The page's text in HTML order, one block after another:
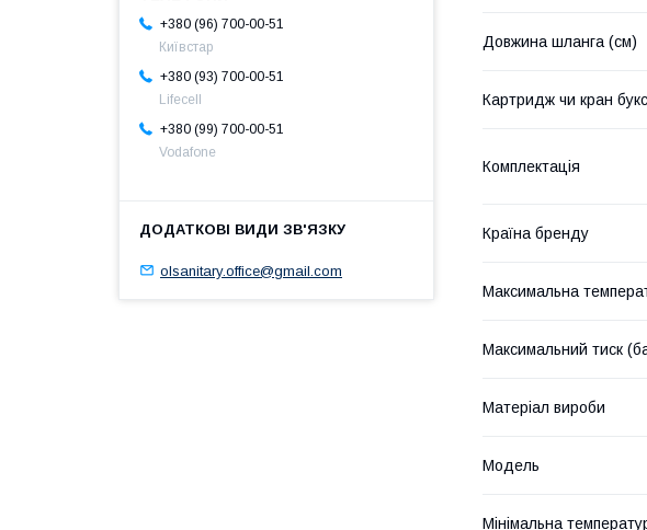
Довжина шланга (см)
Картридж чи кран
Комплектація
Країна бренду
Максимальна
Максимальний тиск
Матеріал вироби
Мoдель
Мінімальна
+380 (96) 700-00-51
Київстар
+380 (93) 700-00-51
Lifecell
+380 (99) 700-00-51
Vodafone
olsanitary.office@gmail.com